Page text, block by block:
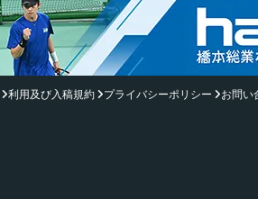
利用及び入稿規約 プライバシーポリシー お問い